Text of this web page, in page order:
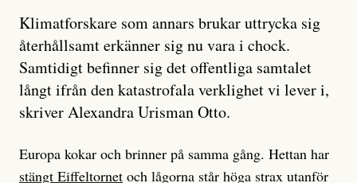
Klimatforskare som annars brukar uttrycka sig
återhållsamt erkänner sig nu vara i chock.
Samtidigt befinner sig det offentliga samtalet
långt ifrån den katastrofala verklighet vi lever i,
skriver Alexandra Urisman Otto.
Europa kokar och brinner på samma gång. Hettan har
stängt Eiffeltornet och lågorna står höga strax utanför